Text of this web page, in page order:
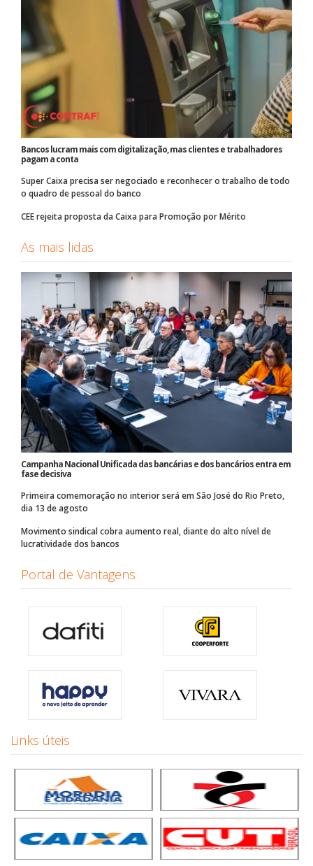
Bancos lucram mais com digitalização, mas clientes e trabalhadores
pagam a conta
Super Caixa precisa ser negociado e reconhecer o trabalho de todo
o quadro de pessoal do banco
CEE rejeita proposta da Caixa para Promoção por Mérito
As mais lidas
Campanha Nacional Unificada das bancárias e dos bancários entra em
fase decisiva
Primeira comemoração no interior será em São José do Rio Preto,
dia 13 de agosto
Movimento sindical cobra aumento real, diante do alto nível de
lucratividade dos bancos
Portal de Vantagens
Links úteis